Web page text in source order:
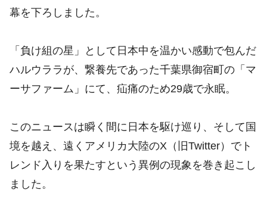
幕を下ろしました。
「負け組の星」として日本中を温かい感動で包んだ
ハルウララが、繋養先であった千葉県御宿町の「マ
ーサファーム」にて、疝痛のため29歳で永眠。
このニュースは瞬く間に日本を駆け巡り、そして国
境を越え、遠くアメリカ大陸のX（旧Twitter）でト
レンド入りを果たすという異例の現象を巻き起こし
ました。